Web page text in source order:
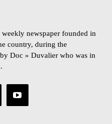
newspaper founded in
country, during the
Doc » Duvalier who was in